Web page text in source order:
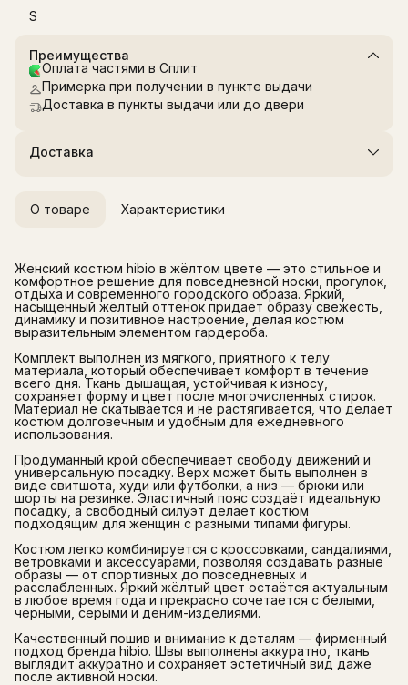
S
Преимущества
Оплата частями в Сплит
Примерка при получении в пункте выдачи
Доставка в пункты выдачи или до двери
Доставка
О товаре Характеристики
Женский костюм hibio в жёлтом цвете — это стильное и
комфортное решение для повседневной носки, прогулок,
отдыха и современного городского образа. Яркий,
насыщенный жёлтый оттенок придаёт образу свежесть,
динамику и позитивное настроение, делая костюм
выразительным элементом гардероба.
Комплект выполнен из мягкого, приятного к телу
материала, который обеспечивает комфорт в течение
всего дня. Ткань дышащая, устойчивая к износу,
сохраняет форму и цвет после многочисленных стирок.
Материал не скатывается и не растягивается, что делает
костюм долговечным и удобным для ежедневного
использования.
Продуманный крой обеспечивает свободу движений и
универсальную посадку. Верх может быть выполнен в
виде свитшота, худи или футболки, а низ — брюки или
шорты на резинке. Эластичный пояс создаёт идеальную
посадку, а свободный силуэт делает костюм
подходящим для женщин с разными типами фигуры.
Костюм легко комбинируется с кроссовками, сандалиями,
ветровками и аксессуарами, позволяя создавать разные
образы — от спортивных до повседневных и
расслабленных. Яркий жёлтый цвет остаётся актуальным
в любое время года и прекрасно сочетается с белыми,
чёрными, серыми и деним-изделиями.
Качественный пошив и внимание к деталям — фирменный
подход бренда hibio. Швы выполнены аккуратно, ткань
выглядит аккуратно и сохраняет эстетичный вид даже
после активной носки.